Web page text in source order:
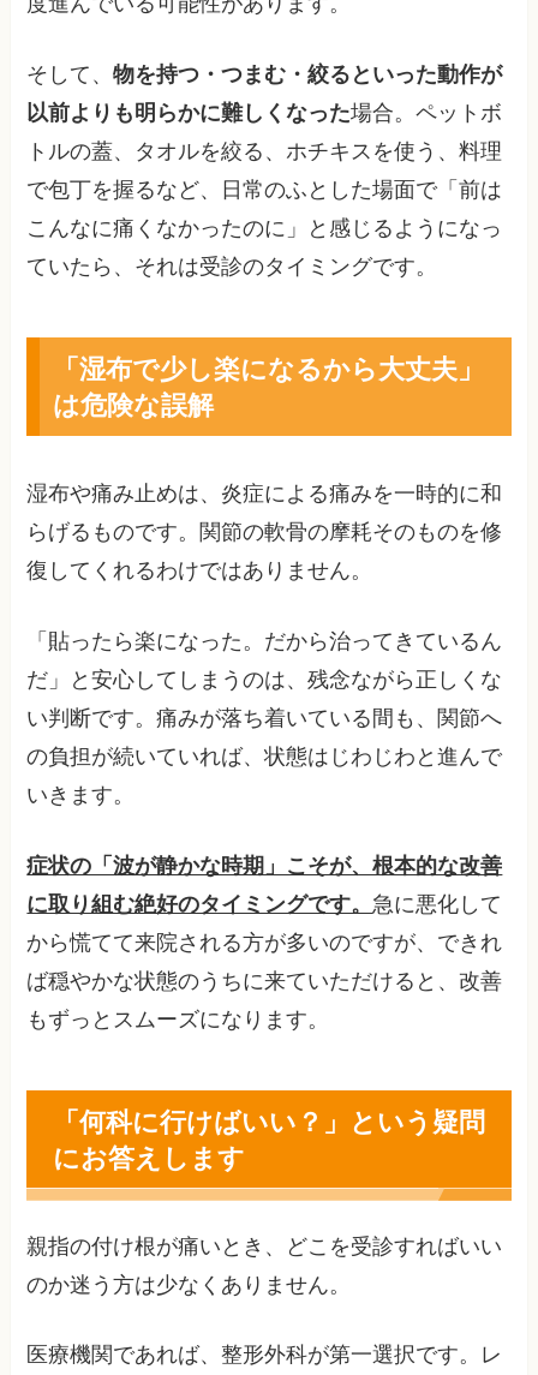
そして、物を持つ・つまむ・絞るといった動作が
以前よりも明らかに難しくなった場合。ペットボ
トルの蓋、タオルを絞る、ホチキスを使う、料理
で包丁を握るなど、日常のふとした場面で「前は
こんなに痛くなかったのに」と感じるようになっ
ていたら、それは受診のタイミングです。
「湿布で少し楽になるから大丈夫」
は危険な誤解
湿布や痛み止めは、炎症による痛みを一時的に和
らげるものです。関節の軟骨の摩耗そのものを修
復してくれるわけではありません。
「貼ったら楽になった。だから治ってきているん
だ」と安心してしまうのは、残念ながら正しくな
い判断です。痛みが落ち着いている間も、関節へ
の負担が続いていれば、状態はじわじわと進んで
いきます。
症状の「波が静かな時期」こそが、根本的な改善
に取り組む絶好のタイミングです。 急に悪化して
から慌てて来院される方が多いのですが、できれ
ば穏やかな状態のうちに来ていただけると、改善
もずっとスムーズになります。
「何科に行けばいい？」という疑問
にお答えします
親指の付け根が痛いとき、どこを受診すればいい
のか迷う方は少なくありません。
医療機関であれば、整形外科が第一選択です。レ